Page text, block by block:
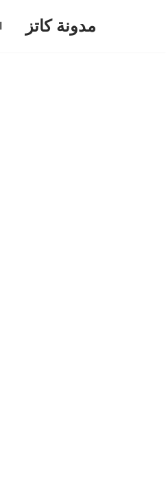
مدونة كاتز